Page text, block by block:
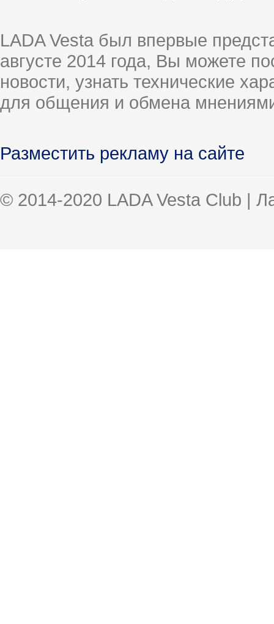
LADA Vesta был впервые
августе 2014 года, Вы можете
новости, узнать технические
для общения и обмена
Разместить рекламу на сайте
© 2014-2020 LADA Vesta Club |